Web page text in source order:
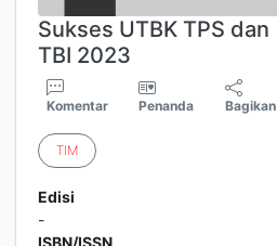
Sukses UTBK TPS dan
TBI 2023
Komentar Penanda Bagikan
TIM
Edisi
-
ISBN/ISSN